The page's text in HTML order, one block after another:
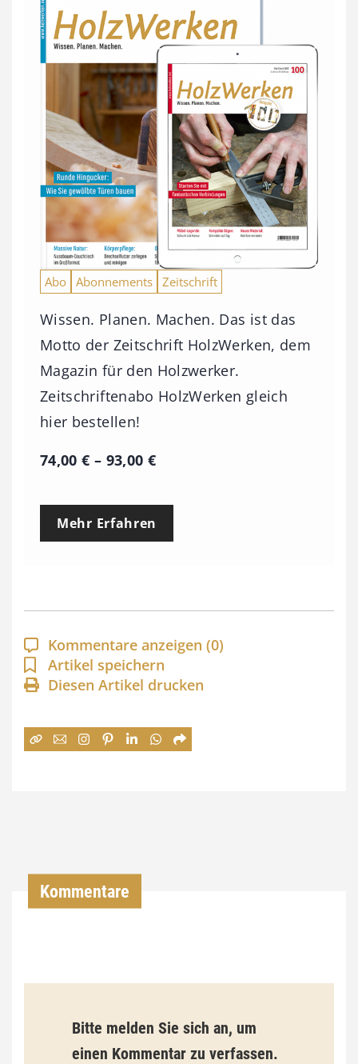
Abo Abonnements Zeitschrift
Wissen. Planen. Machen. Das ist das
Motto der Zeitschrift HolzWerken, dem
Magazin für den Holzwerker.
Zeitschriftenabo HolzWerken gleich
hier bestellen!
74,00€ – 93,00 €P
e
p
a
n
n
:
9
3
Mehr Erfahren
Kommentare anzeigen (0)
Artikel speichern
Diesen Artikel drucken
Kommentare
Bitte melden Sie sich an, um
einen Kommentar zu verfassen.